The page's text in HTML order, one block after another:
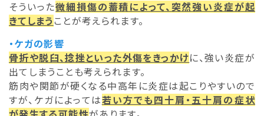
そういった微細損傷の蓄積によって、突然強い炎症が起
きてしまう ことが考えられます。
・ケガの影響
骨折や脱臼、捻挫といった外傷をきっかけに、強い炎症が
出てしまうことも考えられます。
筋肉や関節が硬くなる中高年に炎症は起こりやすいので
すが、ケガによっては若い方でも四十肩・五十肩の症状